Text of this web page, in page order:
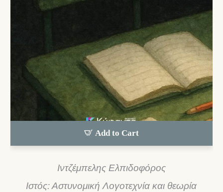
Add to Cart
Ιντζέμπελης Ελπιδοφόρος
Ιστός: Αστυνομική Λογοτεχνία και θεωρία